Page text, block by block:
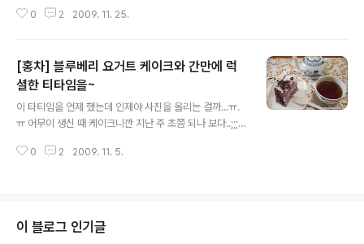
않은 실버팟이 튀어나왔다. 어무이께서 이게 뭐냐?라며
들이 주신 건 아닌 거 같고 무언가 덤으로 받았을 것 같은
예감이 드는데 아낀답시고 모셔두다가 다람쥐처럼 기억 속
에서 매몰되어 간 것이 분명하다. "뭐 어때? 홍차가 상하는
것도 아닌데..." 유통기한 지난 우유도 냄새 맡아보고 이상
없으면 태연하게 마시는 개념없는 인간인지라 역시 배포
좋게 은박을 뜯었다. 말짱하다... 달콤 상콤, 기분까지 맑아
0 2 2009. 11. 25.
[홍차] 블루베리 요거트 케이크와 간만에 럭
셜한 티타임을~
이 타티임을 언제 했는데 인제야 사진을 올리는 걸까...ㅠ.
ㅠ 어무이 생신 때 케이크니깐 지난 주 초쯤 되나 보다..;;;
케이크에 맞춰 신경 써서 꺼내본 스칸돌렛 티팟. 백만 년 만
칸돌렛이 아니다. 뭐 대충 푸른 무늬가 비슷하니 어울리겠
지 하면서 꺼낸 역시 막 쓰는 존슨앤브라더스 잔. 튼튼하고
0 2 2009. 11. 5.
이 블로그 인기글